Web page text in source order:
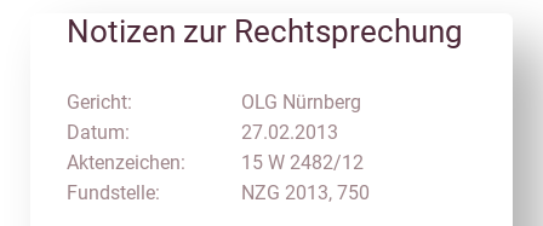
Notizen zur Rechtsprechung
Gericht:
Datum:
Aktenzeichen:
Fundstelle:
OLG Nürnberg
27.02.2013
15 W 2482/12
NZG 2013, 750